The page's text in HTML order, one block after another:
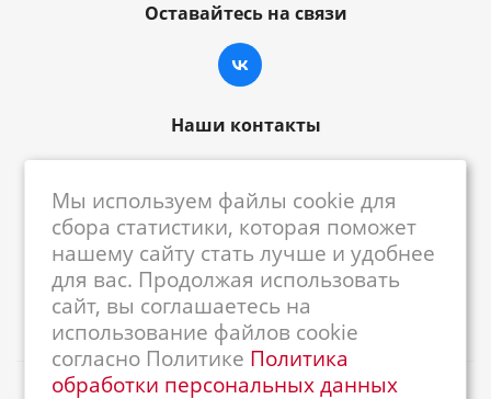
Оставайтесь на связи
Наши контакты
centrkkm@centrkkm.ru
185005, г. Петрозаводск, ул. Промышленная,
1/26
Мы используем файлы cookie для
сбора статистики, которая поможет
нашему сайту стать лучше и удобнее
для вас. Продолжая использовать
сайт, вы соглашаетесь на
использование файлов cookie
согласно Политике Политика
обработки персональных данных